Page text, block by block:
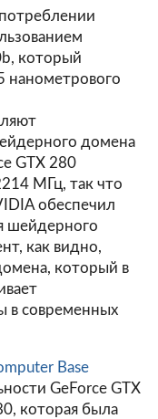
который
нанометрового
домена
GTX 280
МГц, так что
обеспечил
шейдерного
как видно,
который в
в современных
Base
GeForce GTX
которая была